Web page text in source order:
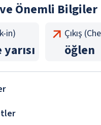
ve Önemli Bilgiler
in) Çıkış
öğlen